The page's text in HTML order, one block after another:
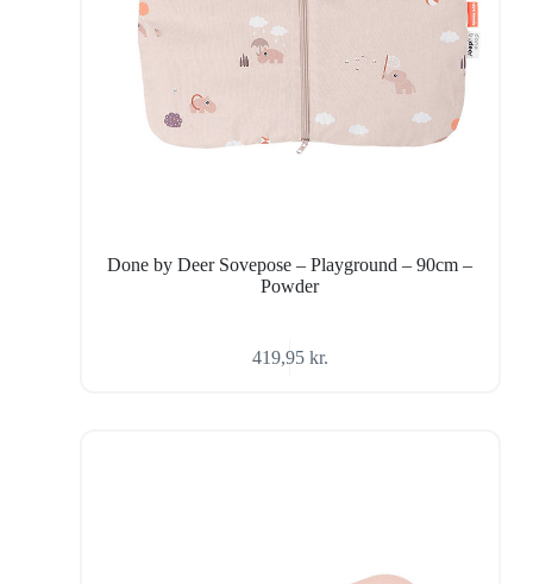
Done by Deer Sovepose – Playground – 90cm –
Powder
419,95 kr.